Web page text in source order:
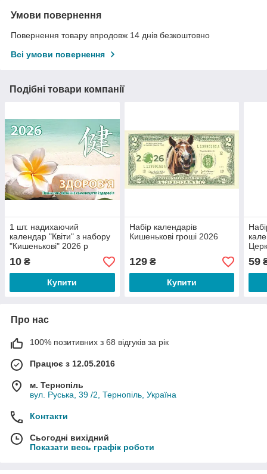
Умови повернення
Повернення товару впродовж 14 днів безкоштовно
Всі умови повернення
Подібні товари компанії
1 шт. надихаючий
календар "Квіти" з набору
"Кишенькові" 2026 р
10 ₴
Купити
Набір календарів
Кишенькові гроші 2026
129₴
Купити
59
Про нас
100% позитивних з 68 відгуків за рік
Працює з 12.05.2016
м. Тернопіль
вул. Руська, 39 /2, Тернопіль, Україна
Контакти
Сьогодні вихідний
Показати весь графік роботи